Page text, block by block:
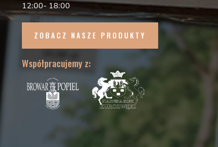
12:00- 18:00
ZOBACZ NASZE PRODUKTY
Współpracujemy z: